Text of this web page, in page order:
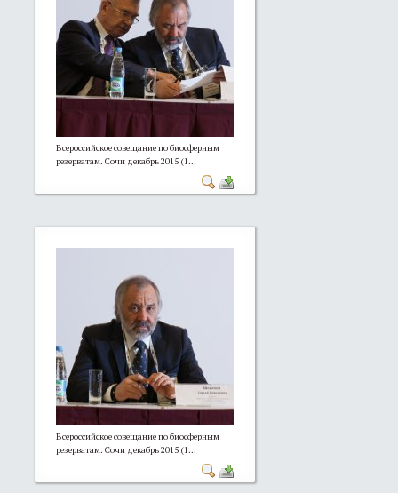
Всероссийское совещание по биосферным
резерватам. Сочи декабрь 2015 (1...
Всероссийское совещание по биосферным
резерватам. Сочи декабрь 2015 (1...